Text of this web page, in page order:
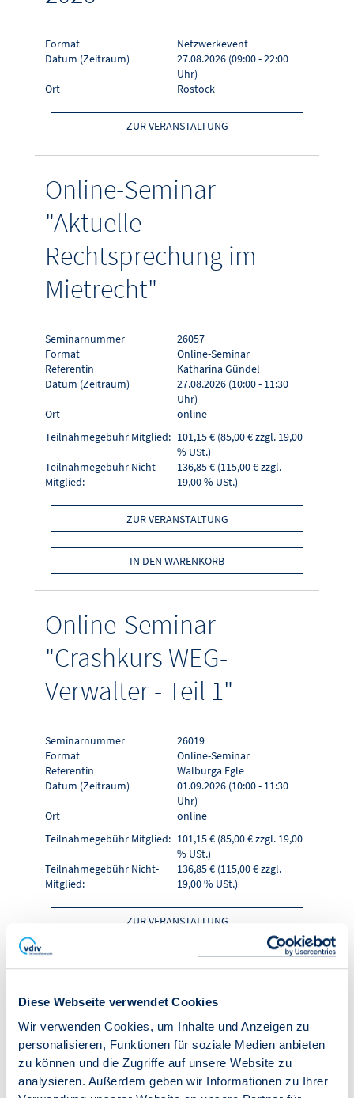
Diese Webseite verwendet Cookies
Wir verwenden Cookies, um Inhalte und Anzeigen zu
personalisieren, Funktionen für soziale Medien anbieten
zu können und die Zugriffe auf unsere Website zu
analysieren. Außerdem geben wir Informationen zu Ihrer
Format
Netzwerkevent
Datum (Zeitraum)
27.08.2026 (09:00 - 22:00
Uhr)
Ort
Rostock
ZUR VERANSTALTUNG
Online-Seminar
"Aktuelle
Rechtsprechung im
Mietrecht"
Seminarnummer
26057
Format
Online-Seminar
Referentin
Katharina Gündel
Datum (Zeitraum)
27.08.2026 (10:00 - 11:30
Uhr)
Ort
online
Teilnahmegebühr Mitglied: 101,15 € (85,00 € zzgl. 19,00
% USt.)
Teilnahmegebühr Nicht-
Mitglied:
136,85 € (115,00 € zzgl.
19,00 % USt.)
ZUR VERANSTALTUNG
IN DEN WARENKORB
Online-Seminar
"Crashkurs WEG-
Verwalter - Teil 1"
Seminarnummer
26019
Format
Online-Seminar
Referentin
Walburga Egle
Datum (Zeitraum)
01.09.2026 (10:00 - 11:30
Uhr)
Ort
online
Teilnahmegebühr Mitglied: 101,15 € (85,00 € zzgl. 19,00
% USt.)
Teilnahmegebühr Nicht-
Mitglied:
136,85 € (115,00 € zzgl.
19,00 % USt.)
ZUR VERANSTALTUNG
Online-Seminar
"Crashkurs WEG-